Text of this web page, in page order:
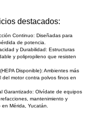
destacados:
Continuo: Diseñadas para
de potencia.
y Durabilidad: Estructuras
y polipropileno que resisten
Disponible): Ambientes más
del motor contra polvos finos en
Garantizado: Olvídate de equipos
mantenimiento y
Mérida, Yucatán.